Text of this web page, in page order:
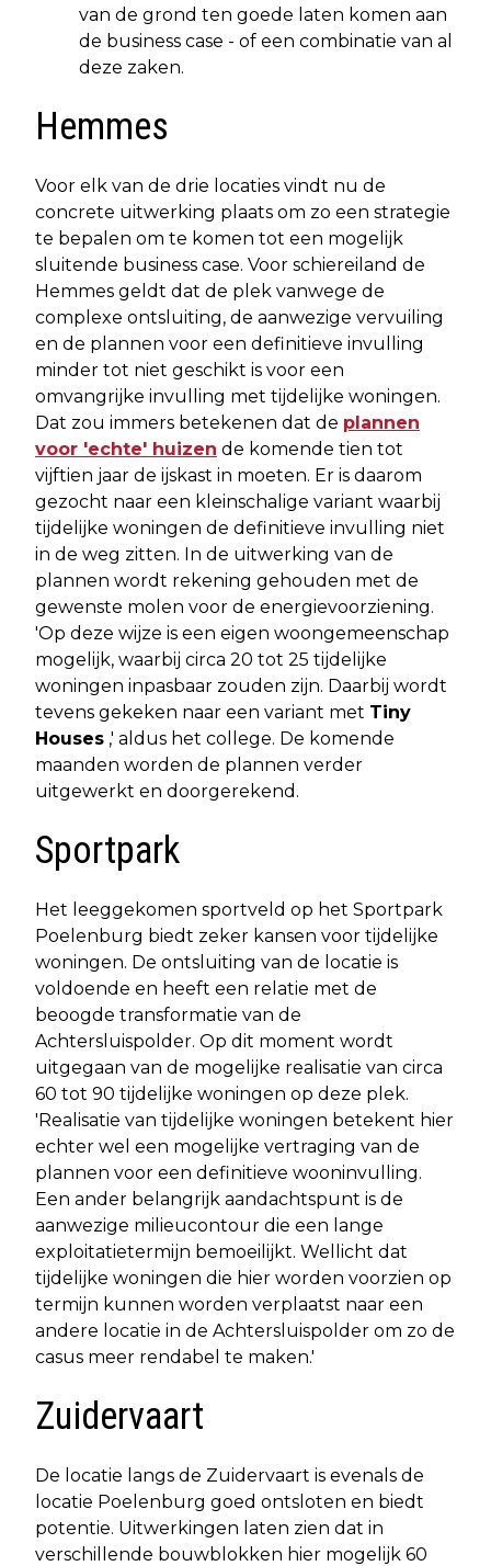
van de grond ten goede laten komen aan
de business case - of een combinatie van al
deze zaken.
Hemmes
Voor elk van de drie locaties vindt nu de
concrete uitwerking plaats om zo een strategie
te bepalen om te komen tot een mogelijk
sluitende business case. Voor schiereiland de
Hemmes geldt dat de plek vanwege de
complexe ontsluiting, de aanwezige vervuiling
en de plannen voor een definitieve invulling
minder tot niet geschikt is voor een
omvangrijke invulling met tijdelijke woningen.
Dat zou immers betekenen dat de plannen
voor 'echte' huizen de komende tien tot
vijftien jaar de ijskast in moeten. Er is daarom
gezocht naar een kleinschalige variant waarbij
tijdelijke woningen de definitieve invulling niet
in de weg zitten. In de uitwerking van de
plannen wordt rekening gehouden met de
gewenste molen voor de energievoorziening.
'Op deze wijze is een eigen woongemeenschap
mogelijk, waarbij circa 20 tot 25 tijdelijke
woningen inpasbaar zouden zijn. Daarbij wordt
tevens gekeken naar een variant met Tiny
Houses ,' aldus het college. De komende
maanden worden de plannen verder
uitgewerkt en doorgerekend.
Sportpark
Het leeggekomen sportveld op het Sportpark
Poelenburg biedt zeker kansen voor tijdelijke
woningen. De ontsluiting van de locatie is
voldoende en heeft een relatie met de
beoogde transformatie van de
Achtersluispolder. Op dit moment wordt
uitgegaan van de mogelijke realisatie van circa
60 tot 90 tijdelijke woningen op deze plek.
'Realisatie van tijdelijke woningen betekent hier
echter wel een mogelijke vertraging van de
plannen voor een definitieve wooninvulling.
Een ander belangrijk aandachtspunt is de
aanwezige milieucontour die een lange
exploitatietermijn bemoeilijkt. Wellicht dat
tijdelijke woningen die hier worden voorzien op
termijn kunnen worden verplaatst naar een
andere locatie in de Achtersluispolder om zo de
casus meer rendabel te maken.'
Zuidervaart
De locatie langs de Zuidervaart is evenals de
locatie Poelenburg goed ontsloten en biedt
potentie. Uitwerkingen laten zien dat in
verschillende bouwblokken hier mogelijk 60